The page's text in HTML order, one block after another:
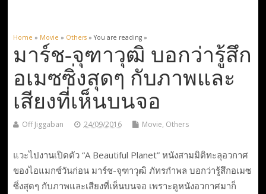
Home » Movie » Others» You are reading »
มาร์ช-จุฑาวุฒิ บอกว่ารู้สึก
อเมซซิ่งสุดๆ กับภาพและ
เสียงที่เห็นบนจอ
Off Jiggaban 24/09/2016 Movie, Others
แวะไปงานเปิดตัว “A Beautiful Planet” หนังสามมิติทะลุอวกาศ
ของไอแมกซ์วันก่อน มาร์ช-จุฑาวุฒิ ภัทรกำพล บอกว่ารู้สึกอเมซ
ซิ่งสุดๆ กับภาพและเสียงที่เห็นบนจอ เพราะดูหนังอวกาศมาก็